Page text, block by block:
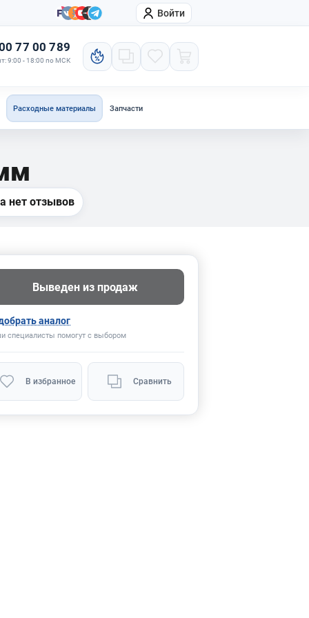
Компания Войти
77 00 789
9:00 - 18:00 по МСК
Расходные материалы Запчасти
нет отзывов
Выведен из продаж
аналог
специалисты помогут с выбором
В избранное Сравнить